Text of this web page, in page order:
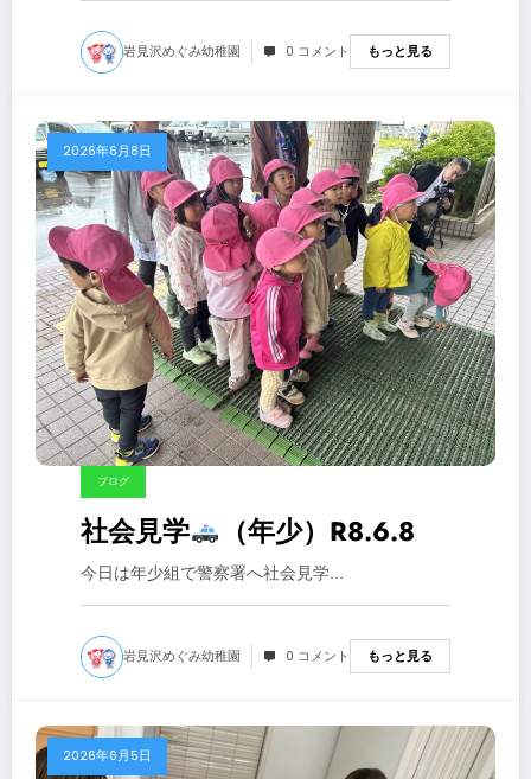
岩見沢めぐみ幼稚園 0 コメント もっと見る
2026年6月8日
ブログ
社会見学 （年少）R8.6.8
今日は年少組で警察署へ社会見学…
岩見沢めぐみ幼稚園 0 コメント もっと見る
2026年6月5日